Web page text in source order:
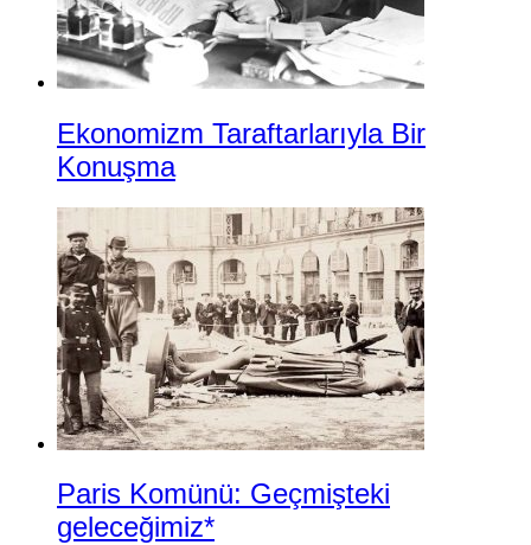
Ekonomizm Taraftarlarıyla Bir
Konuşma
Paris Komünü: Geçmişteki
geleceğimiz*